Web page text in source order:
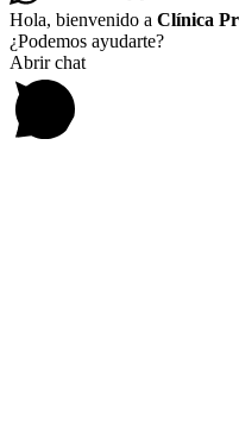
Hola, bienvenido a Clínica
¿Podemos ayudarte?
Abrir chat